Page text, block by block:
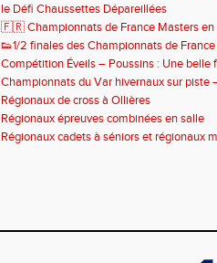
le Défi Chaussettes Dépareillées
🇫🇷 Championnats de France Masters en
bronze
👟1/2 finales des Championnats de
de cross
Compétition Éveils – Poussins : Une belle
Championnats du Var hivernaux sur piste
Régionaux de cross à Ollières
Régionaux épreuves combinées en salle
Régionaux cadets à séniors et régionaux